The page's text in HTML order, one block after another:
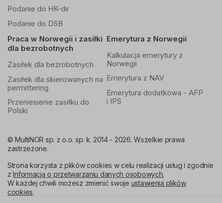
Podanie do HK-dir
Podanie do DSB
Praca w Norwegii i zasiłki
dla bezrobotnych
Zasiłek dla bezrobotnych
Zasiłek dla skierowanych na
permittering
Przeniesienie zasiłku do
Polski
Emerytura z Norwegii
Kalkulacja emerytury z
Norwegii
Emerytura z NAV
Emerytura dodatkowa - AFP
i IPS
© MultiNOR sp. z o.o. sp. k. 2014 - 2026. Wszelkie prawa
zastrzeżone.
Strona korzysta z plików cookies w celu realizacji usług i zgodnie
zInformacją o przetwarzaniu danych osobowych.
W każdej chwili możesz zmienić swoje ustawienia plików
cookies.